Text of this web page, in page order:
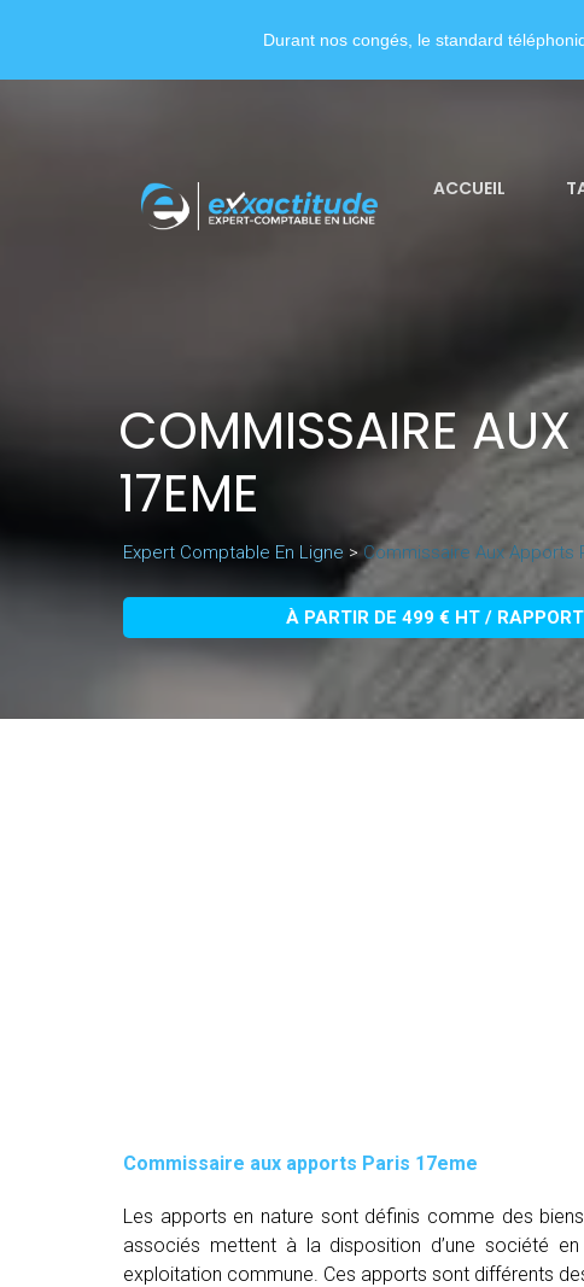
ACCUEIL
COMMISSAIRE AUX
17EME
Expert Comptable En Ligne > Commissaire Aux Apports
À PARTIR DE 499 € HT /
Commissaire aux apports Paris 17eme
Les apports en nature sont définis comme des
associés mettent à la disposition d’une société
exploitation commune. Ces apports sont différents
Durant nos congés, le standard